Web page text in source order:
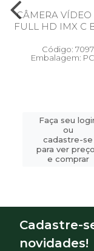
CÂMERA VÍDEO
FULL HD IMX C
Código: 7097
Embalagem:
Faça seu
ou
cadastre-se
para ver
e comprar
Cadastre-
novidades!